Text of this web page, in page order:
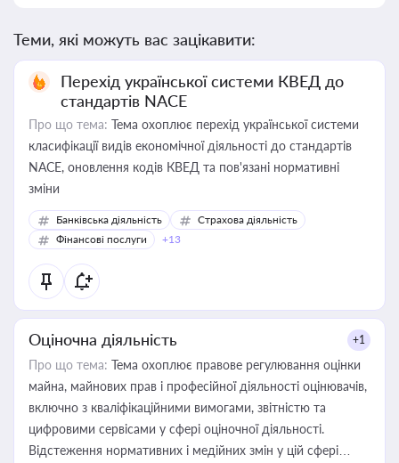
Теми, які можуть вас зацікавити:
Перехід української системи КВЕД до
стандартів NACE
Про що тема: Тема охоплює перехід української системи
класифікації видів економічної діяльності до стандартів
NACE, оновлення кодів КВЕД та пов'язані нормативні
зміни
Банківська діяльність
Страхова діяльність
Фінансові послуги
+13
Оціночна діяльність +1
Про що тема: Тема охоплює правове регулювання оцінки
майна, майнових прав і професійної діяльності оцінювачів,
включно з кваліфікаційними вимогами, звітністю та
цифровими сервісами у сфері оціночної діяльності.
Відстеження нормативних і медійних змін у цій сфері